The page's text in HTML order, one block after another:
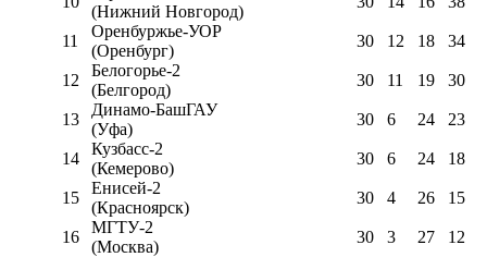
(Нижний Новгород)
11
Оренбуржье-УОР
(Оренбург)
30 12 18 34
12
Белогорье-2
(Белгород)
30 11 19 30
13
Динамо-БашГАУ
(Уфа)
30 6 24 23
14
Кузбасс-2
(Кемерово)
30 6 24 18
15
Енисей-2
(Красноярск)
30 4 26 15
16
МГТУ-2
(Москва)
30 3 27 12